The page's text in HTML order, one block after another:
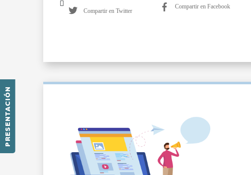
PRESENTACIÓN
Compartir en Twitter
Compartir en Facebook